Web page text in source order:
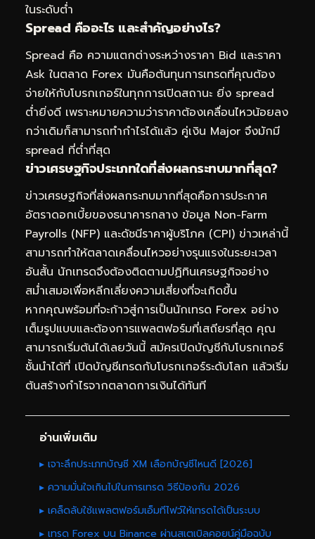
ในระดับต่ำ
Spread คืออะไร และสำคัญอย่างไร?
Spread คือ ความแตกต่างระหว่างราคา Bid และราคา
Ask ในตลาด Forex มันคือต้นทุนการเทรดที่คุณต้อง
จ่ายให้กับโบรกเกอร์ในทุกการเปิดสถานะ ยิ่ง spread
ต่ำยิ่งดี เพราะหมายความว่าราคาต้องเคลื่อนไหวน้อยลง
กว่าเดิมก็สามารถทำกำไรได้แล้ว คู่เงิน Major จึงมักมี
spread ที่ต่ำที่สุด
ข่าวเศรษฐกิจประเภทใดที่ส่งผลกระทบมากที่สุด?
ข่าวเศรษฐกิจที่ส่งผลกระทบมากที่สุดคือการประกาศ
อัตราดอกเบี้ยของธนาคารกลาง ข้อมูล Non-Farm
Payrolls (NFP) และดัชนีราคาผู้บริโภค (CPI) ข่าวเหล่านี้
สามารถทำให้ตลาดเคลื่อนไหวอย่างรุนแรงในระยะเวลา
อันสั้น นักเทรดจึงต้องติดตามปฏิทินเศรษฐกิจอย่าง
สม่ำเสมอเพื่อหลีกเลี่ยงความเสี่ยงที่จะเกิดขึ้น
หากคุณพร้อมที่จะก้าวสู่การเป็นนักเทรด Forex อย่าง
เต็มรูปแบบและต้องการแพลตฟอร์มที่เสถียรที่สุด คุณ
สามารถเริ่มต้นได้เลยวันนี้ สมัครเปิดบัญชีกับโบรกเกอร์
ชั้นนำได้ที่ เปิดบัญชีเทรดกับโบรกเกอร์ระดับโลก แล้วเริ่ม
ต้นสร้างกำไรจากตลาดการเงินได้ทันที
อ่านเพิ่มเติม
▸ เจาะลึกประเภทบัญชี XM เลือกบัญชีไหนดี [2026]
▸ ความมั่นใจเกินไปในการเทรด วิธีป้องกัน 2026
▸ เคล็ดลับใช้แพลตฟอร์มเอ็มทีไฟว์ให้เทรดได้เป็นระบบ
▸ เทรด Forex บน Binance ผ่านสเตเบิลคอยน์คู่มือฉบับ